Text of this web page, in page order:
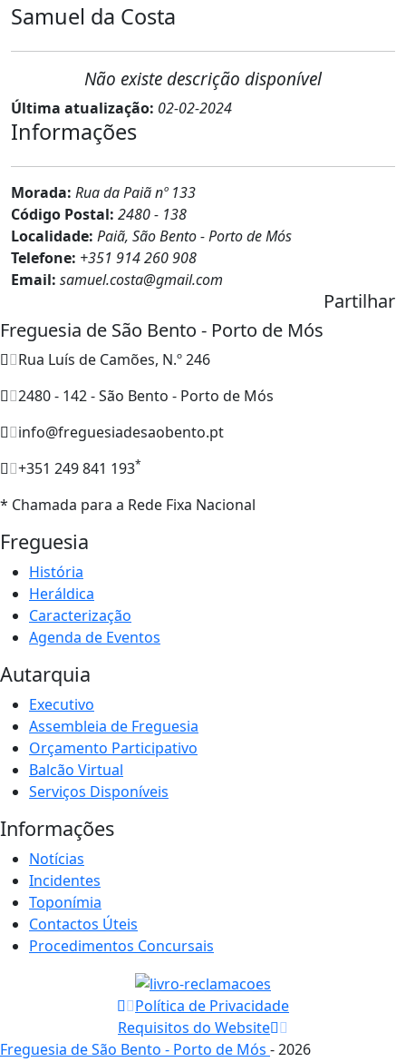
Samuel da Costa
Não existe descrição disponível
Última atualização: 02-02-2024
Informações
Morada: Rua da Paiã nº 133
Código Postal: 2480 - 138
Localidade: Paiã, São Bento - Porto de Mós
Telefone: +351 914 260 908
Email: samuel.costa@gmail.com
Partilhar
Freguesia de São Bento - Porto de Mós
Rua Luís de Camões, N.º 246
2480 - 142 - São Bento - Porto de Mós
info@freguesiadesaobento.pt
+351 249 841 193*
* Chamada para a Rede Fixa Nacional
Freguesia
História
Heráldica
Caracterização
Agenda de Eventos
Autarquia
Executivo
Assembleia de Freguesia
Orçamento Participativo
Balcão Virtual
Serviços Disponíveis
Informações
Notícias
Incidentes
Toponímia
Contactos Úteis
Procedimentos Concursais
Política de Privacidade
Requisitos do Website
Freguesia de São Bento - Porto de Mós - 2026